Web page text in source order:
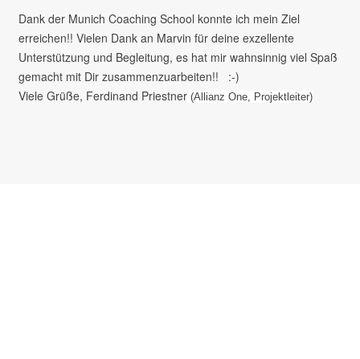
Dank der Munich Coaching School konnte ich mein Ziel
erreichen!! Vielen Dank an Marvin für deine exzellente
Unterstützung und Begleitung, es hat mir wahnsinnig viel Spaß
gemacht mit Dir zusammenzuarbeiten!! :-)
Viele Grüße, Ferdinand Priestner (Allianz One, Projektleiter)